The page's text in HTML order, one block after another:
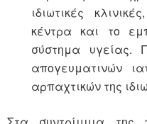
ιδιωτικές
κέντρα και το
σύστημα υγείας.
απογευματινών
αρπαχτικών της